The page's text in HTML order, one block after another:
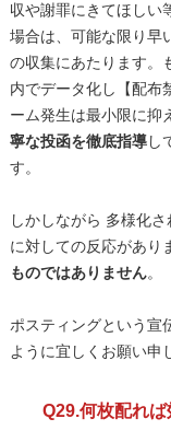
収や謝罪にきてほしい
場合は、可能な限り早
の収集にあたります。
内でデータ化し【配布
ーム発生は最小限に抑
寧な投函を徹底指導し
す。
しかしながら 多様化
に対しての反応があり
ものではありません。
ポスティングという宣
ように宜しくお願い申
Q29.何枚配れば